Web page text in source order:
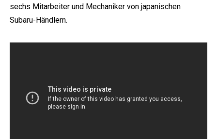
sechs Mitarbeiter und Mechaniker von japanischen
Subaru-Händlern.